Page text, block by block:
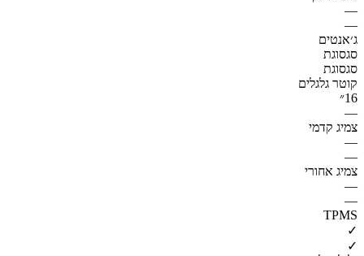
—
—
ג׳אנטים
סגסוגת
סגסוגת
קוטר גלגלים
16״
—
צמיג קדמי
—
—
צמיג אחורי
—
—
TPMS
✓
✓